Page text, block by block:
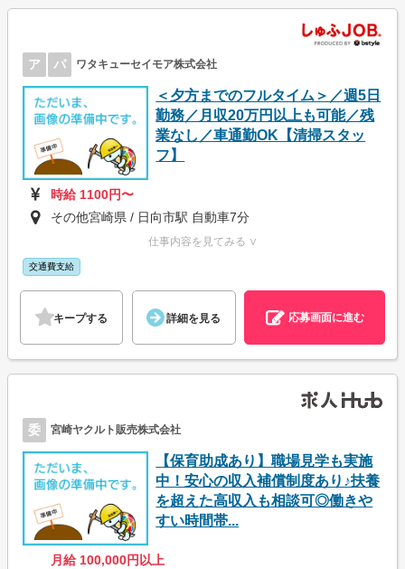
ア パ ワタキューセイモア株式会社
＜夕方までのフルタイム＞／週5日
勤務／月収20万円以上も可能／残
業なし／車通勤OK【清掃スタッ
フ】
時給 1100円〜
その他宮崎県 / 日向市駅 自動車7分
仕事内容を見てみる ∨
交通費支給
キープする 詳細を見る 応募画面に進む
委 宮崎ヤクルト販売株式会社
【保育助成あり】職場見学も実施
中！安心の収入補償制度あり♪扶養
を超えた高収入も相談可◎働きや
すい時間帯...
月給 100,000円以上